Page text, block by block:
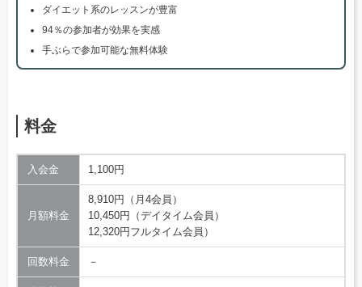
ダイエット系のレッスンが豊富
94％の参加者が効果を実感
手ぶらで参加可能な無料体験
料金
入会金 1,100円
月額料金
8,910円（月4会員）
10,450円（デイタイム会員）
12,320円フルタイム会員）
回数料金 －